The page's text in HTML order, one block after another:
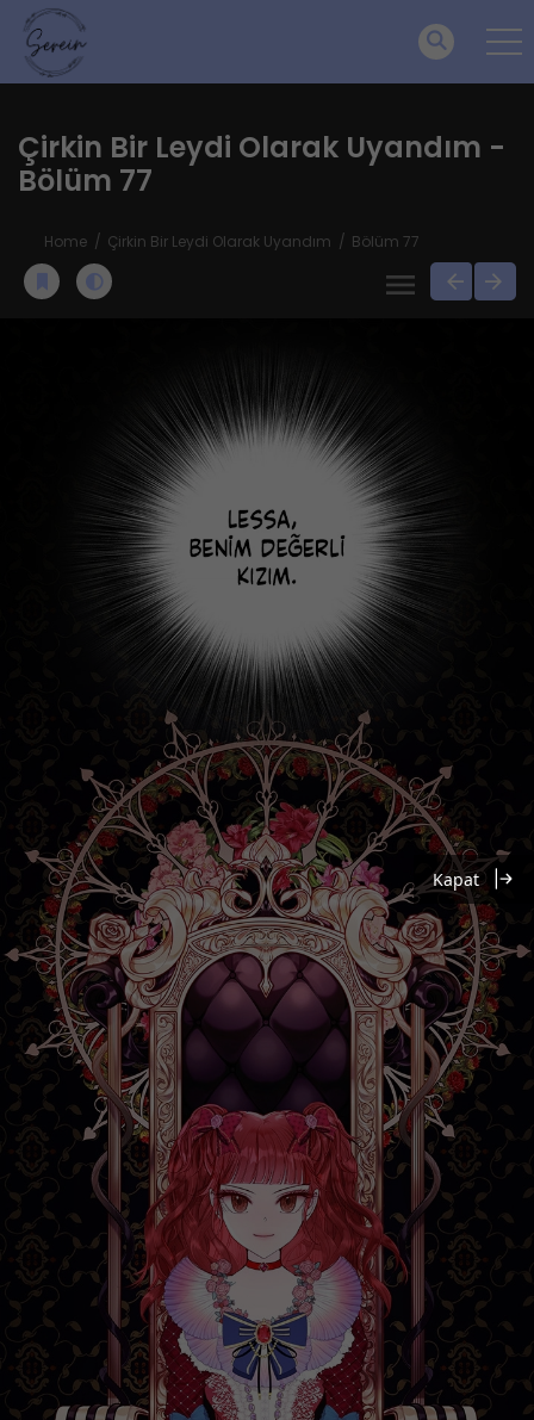
Çirkin Bir Leydi Olarak Uyandım -
Bölüm 77
Home Çirkin Bir Leydi Olarak Uyandım Bölüm 77
Kapat